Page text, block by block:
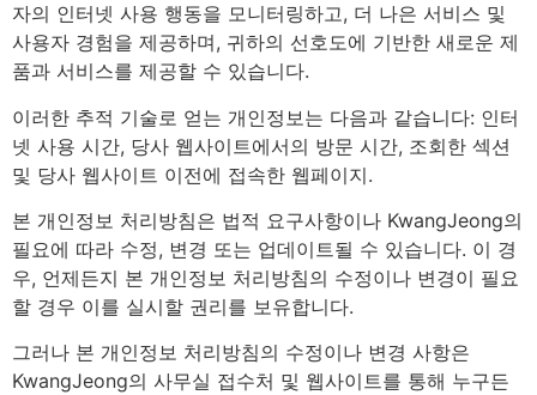
자의 인터넷 사용 행동을 모니터링하고, 더 나은 서비스 및
사용자 경험을 제공하며, 귀하의 선호도에 기반한 새로운 제
품과 서비스를 제공할 수 있습니다.
이러한 추적 기술로 얻는 개인정보는 다음과 같습니다: 인터
넷 사용 시간, 당사 웹사이트에서의 방문 시간, 조회한 섹션
및 당사 웹사이트 이전에 접속한 웹페이지.
본 개인정보 처리방침은 법적 요구사항이나 KwangJeong의
필요에 따라 수정, 변경 또는 업데이트될 수 있습니다. 이 경
우, 언제든지 본 개인정보 처리방침의 수정이나 변경이 필요
할 경우 이를 실시할 권리를 보유합니다.
그러나 본 개인정보 처리방침의 수정이나 변경 사항은
KwangJeong의 사무실 접수처 및 웹사이트를 통해 누구든